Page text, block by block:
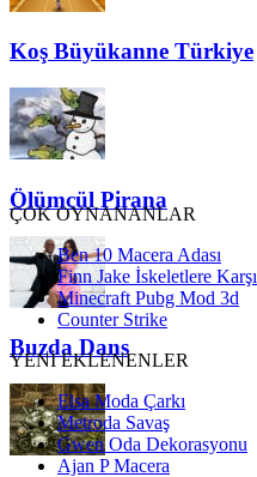
Koş Büyükanne Türkiye
Ölümcül Pirana
Buzda Dans
ÇOK OYNANANLAR
Ben 10 Macera Adası
Finn Jake İskeletlere Karşı
Minecraft Pubg Mod 3d
Counter Strike
YENİ EKLENENLER
Elsa Moda Çarkı
Metroda Savaş
Gwen Oda Dekorasyonu
Ajan P Macera